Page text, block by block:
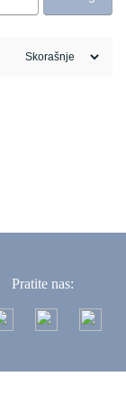
Pratite nas: